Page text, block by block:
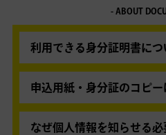
小型商品用の箱のみで買
便のゆうメールでのお届
の投函になります。配達の
票を投函の上、持ち帰り
す。
受付時間：8:00～19:00（
送り状番号は、メールもしく
だけます。
- ABOUT
利用できる身分証明書につ
氏名、生年月日、現在お
た、有効期限内のものを
ご利用可能な身分証明書
・運転免許証 / 運転経歴証
申込用紙・身分証のコピー
申込用紙は不要です。身
ても、2回目以降同封の必
なぜ個人情報を知らせる必